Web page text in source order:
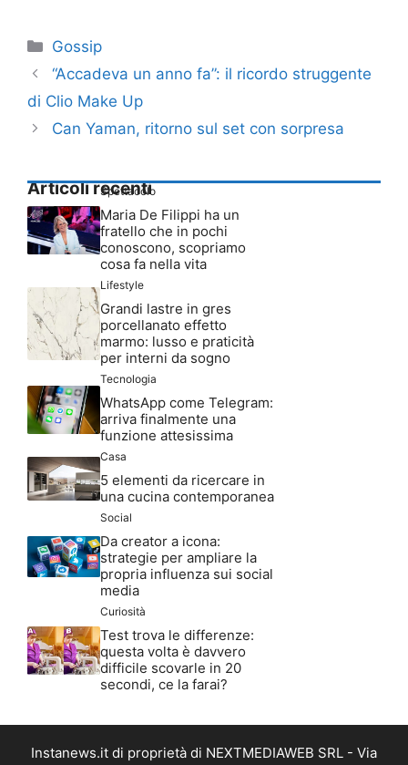
Categorie
Gossip
“Accadeva un anno fa”: il ricordo struggente
di Clio Make Up
Can Yaman, ritorno sul set con sorpresa
Articoli recenti
Spettacolo
Maria De Filippi ha un
fratello che in pochi
conoscono, scopriamo
cosa fa nella vita
Lifestyle
Grandi lastre in gres
porcellanato effetto
marmo: lusso e praticità
per interni da sogno
Tecnologia
WhatsApp come Telegram:
arriva finalmente una
funzione attesissima
Casa
5 elementi da ricercare in
una cucina contemporanea
Social
Da creator a icona:
strategie per ampliare la
propria influenza sui social
media
Curiosità
Test trova le differenze:
questa volta è davvero
difficile scovarle in 20
secondi, ce la farai?
Instanews.it di proprietà di NEXTMEDIAWEB SRL - Via